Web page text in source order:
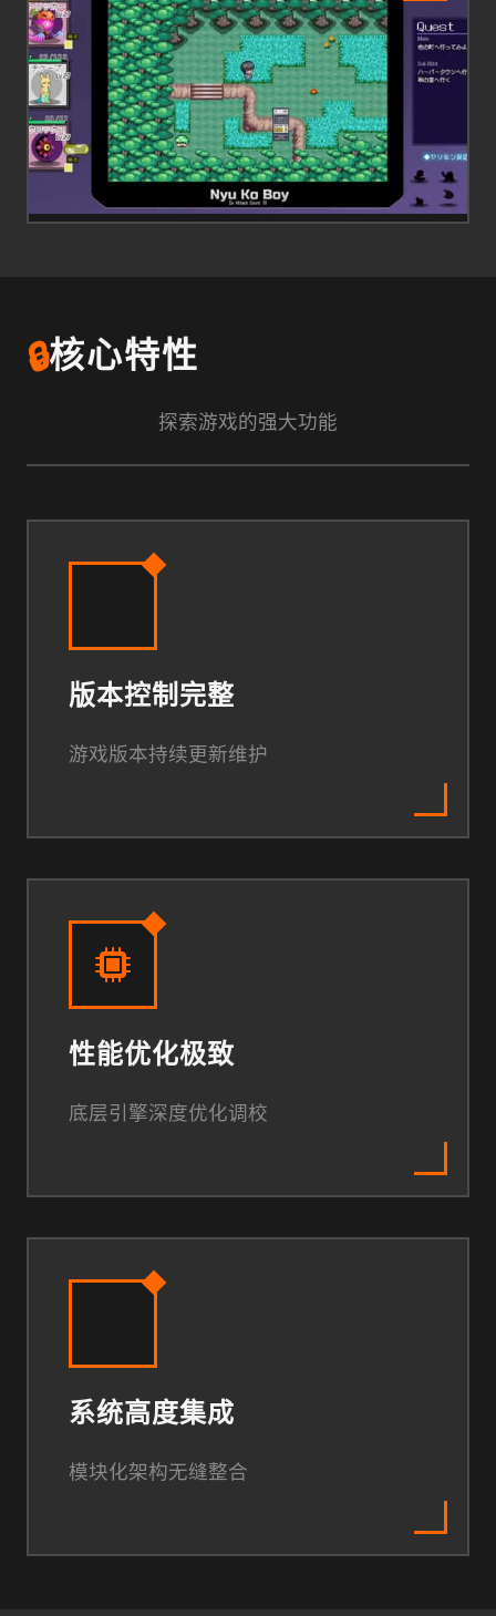
🔒核心特性
探索游戏的强大功能
版本控制完整
游戏版本持续更新维护
性能优化极致
底层引擎深度优化调校
系统高度集成
模块化架构无缝整合